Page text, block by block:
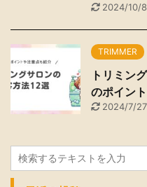
2024/10/8
TRIMMER
トリミン
のポイン
2024/7/27